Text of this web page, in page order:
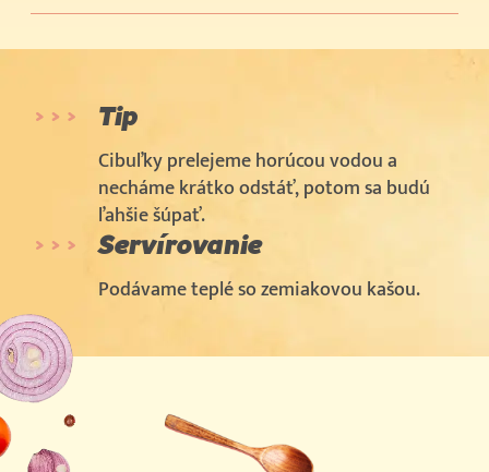
Tip
Cibuľky prelejeme horúcou vodou a
necháme krátko odstáť, potom sa budú
ľahšie šúpať.
Servírovanie
Podávame teplé so zemiakovou kašou.